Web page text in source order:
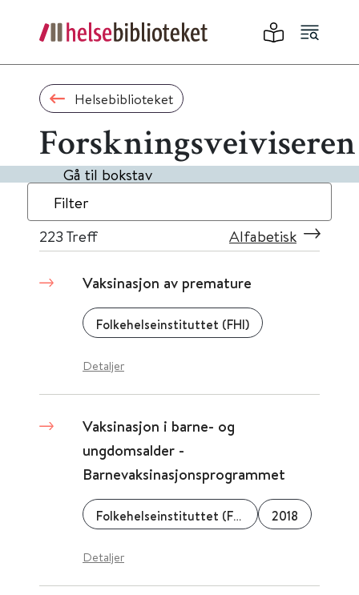
Helsebiblioteket
Forskningsveiviseren
Gå til bokstav
Filter
223 Treff Alfabetisk
Vaksinasjon av premature
Folkehelseinstituttet (FHI)
Detaljer
Vaksinasjon i barne- og
ungdomsalder -
Barnevaksinasjonsprogrammet
Folkehelseinstituttet (FHI) 2018
Detaljer